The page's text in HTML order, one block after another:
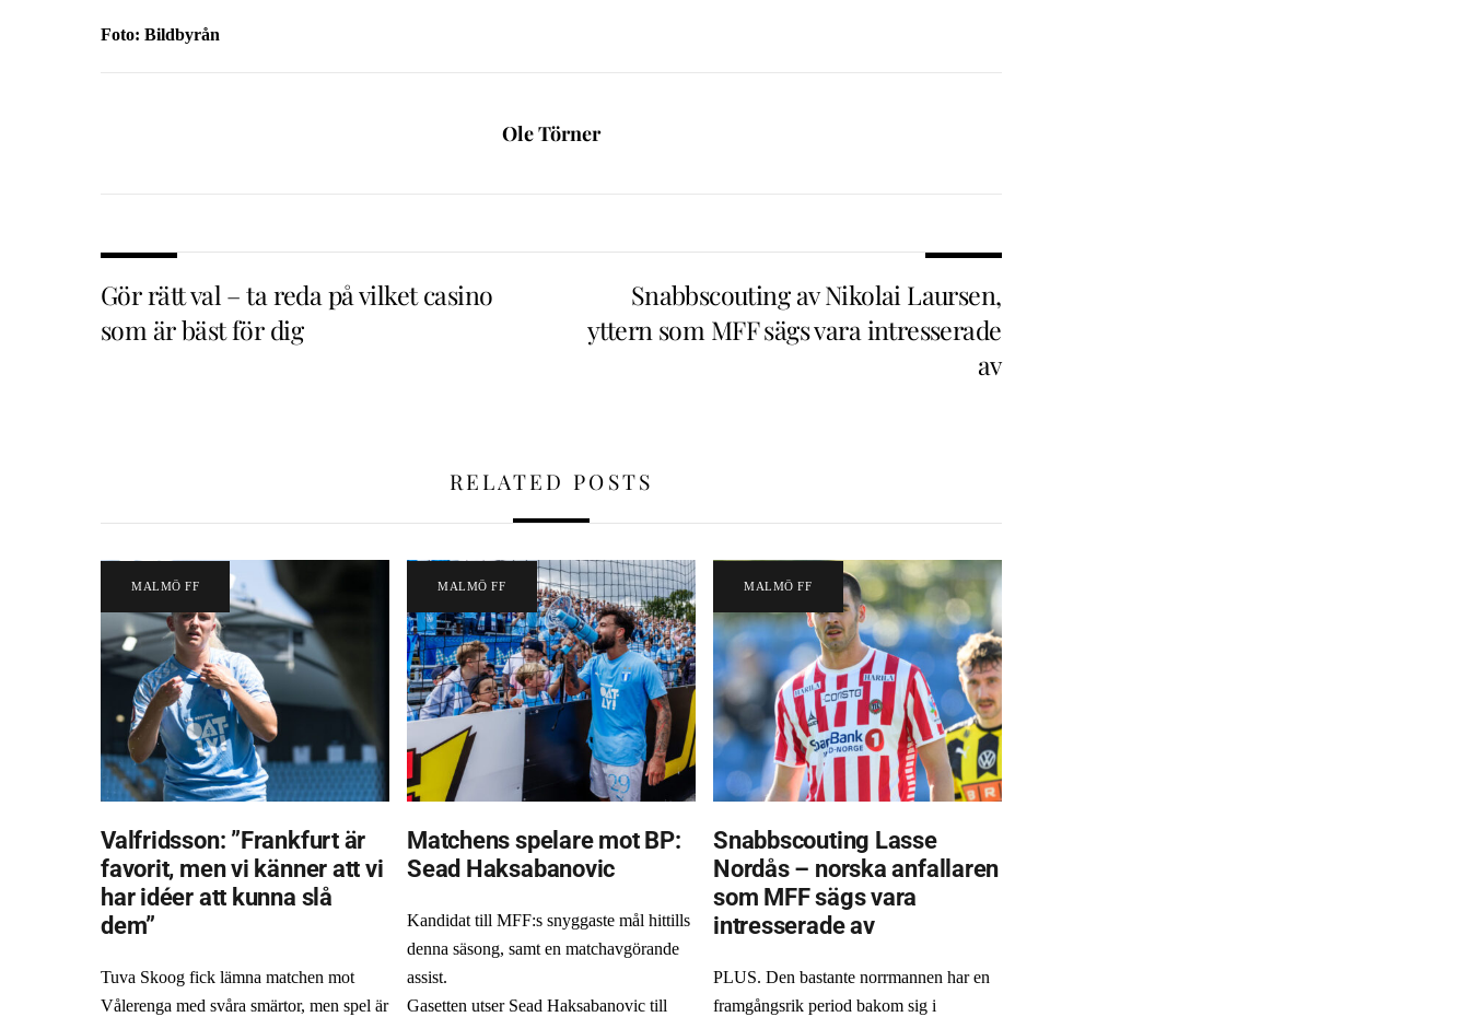
Foto: Bildbyrån
Ole Törner
Gör rätt val – ta reda på vilket casino
som är bäst för dig
Snabbscouting av Nikolai Laursen,
yttern som MFF sägs vara intresserade
av
RELATED POSTS
MALMÖ FF
Valfridsson: ”Frankfurt är
favorit, men vi känner att vi
har idéer att kunna slå
dem”
Tuva Skoog fick lämna matchen mot
Vålerenga med svåra smärtor, men spel är
MALMÖ FF
Matchens spelare mot BP:
Sead Haksabanovic
Kandidat till MFF:s snyggaste mål hittills
denna säsong, samt en matchavgörande
assist.
Gasetten utser Sead Haksabanovic till
MALMÖ FF
Snabbscouting Lasse
Nordås – norska anfallaren
som MFF sägs vara
intresserade av
PLUS. Den bastante norrmannen har en
framgångsrik period bakom sig i